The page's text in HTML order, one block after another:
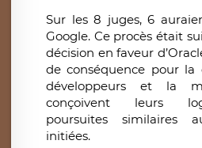
Sur les 8 juges, 6
Google. Ce procès était
décision en faveur
de conséquence pour la
développeurs et la
conçoivent leurs
poursuites similaires
initiées.